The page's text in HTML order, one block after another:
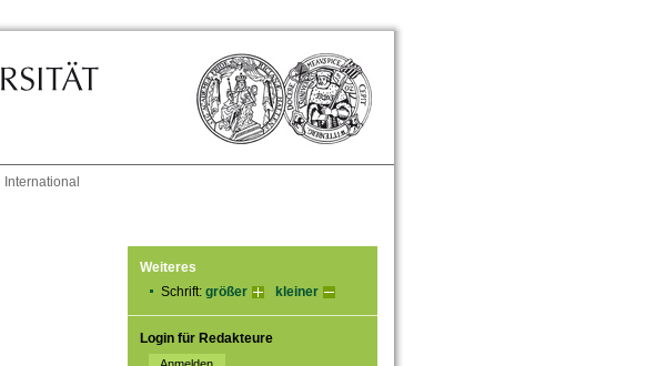
International
Weiteres
Schrift: größer kleiner
Login für Redakteure